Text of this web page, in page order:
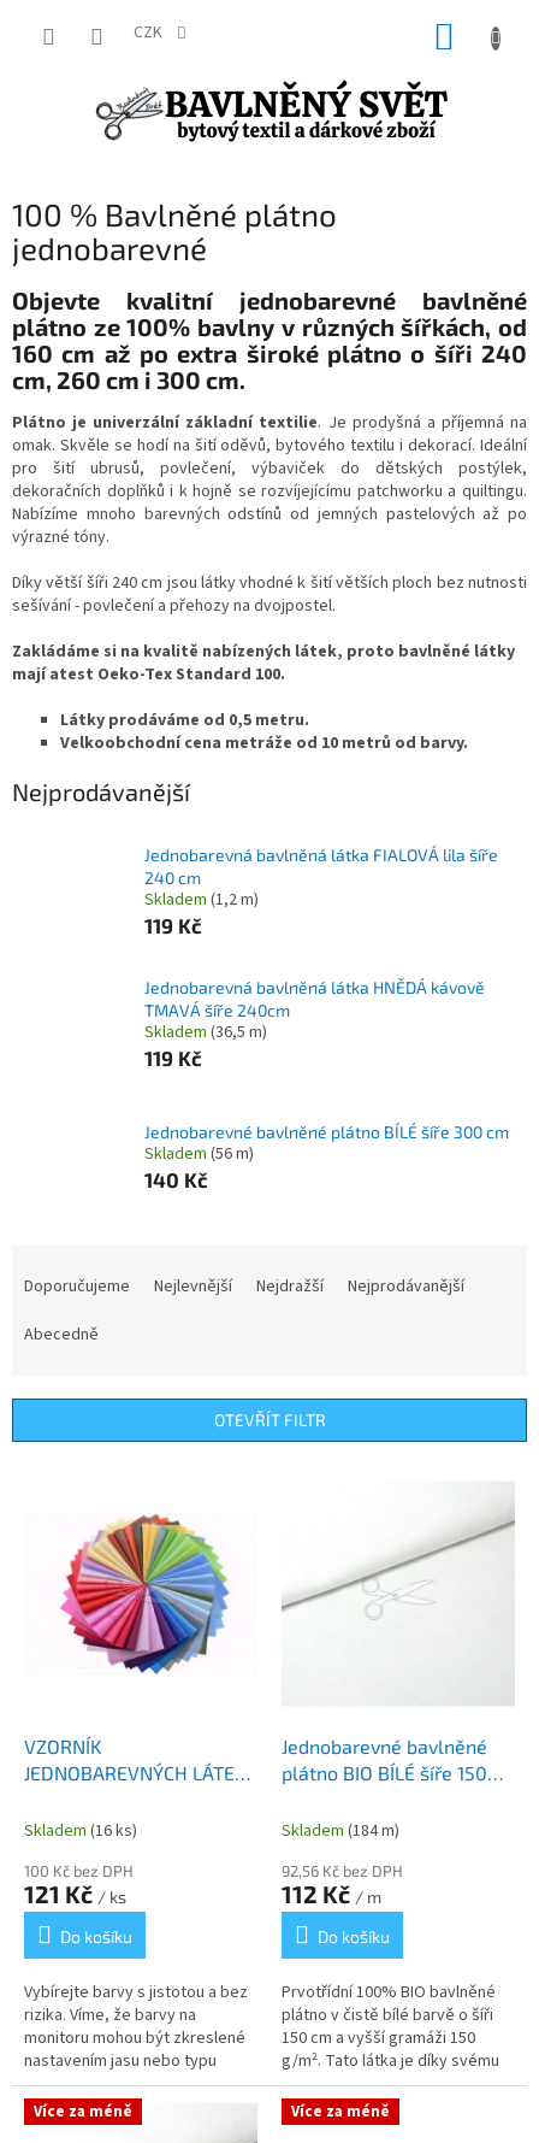
CZK
100 % Bavlněné plátno
jednobarevné
Objevte kvalitní jednobarevné bavlněné
plátno ze 100% bavlny v různých šířkách, od
160 cm až po extra široké plátno o šíři 240
cm, 260 cm i 300 cm.
Plátno je univerzální základní textilie. Je prodyšná a příjemná na
omak. Skvěle se hodí na šití oděvů, bytového textilu i dekorací. Ideální
pro šití ubrusů, povlečení, výbaviček do dětských postýlek,
dekoračních doplňků i k hojně se rozvíjejícímu patchworku a quiltingu.
Nabízíme mnoho barevných odstínů od jemných pastelových až po
výrazné tóny.
Díky větší šíři 240 cm jsou látky vhodné k šití větších ploch bez nutnosti
sešívání - povlečení a přehozy na dvojpostel.
Zakládáme si na kvalitě nabízených látek, proto bavlněné látky
mají atest Oeko-Tex Standard 100.
Látky prodáváme od 0,5 metru.
Velkoobchodní cena metráže od 10 metrů od barvy.
Nejprodávanější
Jednobarevná bavlněná látka FIALOVÁ lila šíře
240 cm
Skladem (1,2 m)
119 Kč
Jednobarevná bavlněná látka HNĚDÁ kávově
TMAVÁ šíře 240cm
Skladem (36,5 m)
119 Kč
Jednobarevné bavlněné plátno BÍLÉ šíře 300 cm
Skladem (56 m)
140 Kč
r
Doporučujeme Nejlevnější Nejdražší
Nejprodávanější
Abecedně
OTEVŘÍT FILTR
VZORNÍK
JEDNOBAREVNÝCH LÁTEK
Skladem (16 ks)
100 Kč bez DPH
121 Kč / ks
Do košíku
Vybírejte barvy s jistotou a bez
rizika. Víme, že barvy na
monitoru mohou být zkreslené
nastavením jasu nebo typu
displeje. Aby Váš výsledek šití
odpovídal přesně Vašim...
Jednobarevné bavlněné
plátno BIO BÍLÉ šíře 150
Skladem (184 m)
92,56 Kč bez DPH
112 Kč / m
Do košíku
Prvotřídní 100% BIO bavlněné
plátno v čistě bílé barvě o šíři
150 cm a vyšší gramáži 150
g/m². Tato látka je díky svému
ekologickému původu a
mimořádné jemnosti nejlepší
volbou...
Více za méně Více za méně